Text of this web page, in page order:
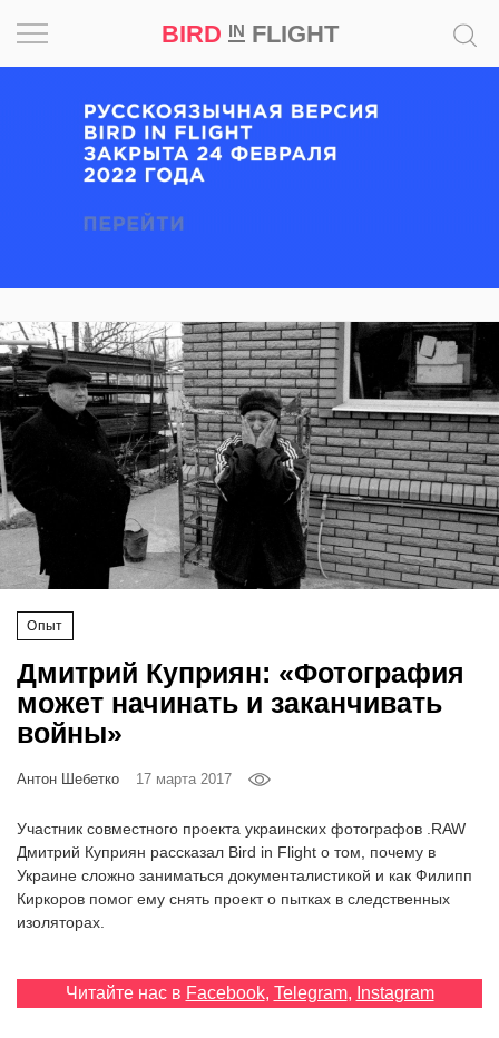
BIRD INFLIGHT
Опыт
Дмитрий Куприян: «Фотография
может начинать и заканчивать
войны»
Антон Шебетко 17 марта 2017
Участник совместного проекта украинских фотографов .RAW
Дмитрий Куприян рассказал Bird in Flight о том, почему в
Украине сложно заниматься документалистикой и как Филипп
Киркоров помог ему снять проект о пытках в следственных
изоляторах.
Читайте нас в Facebook, Telegram, Instagram